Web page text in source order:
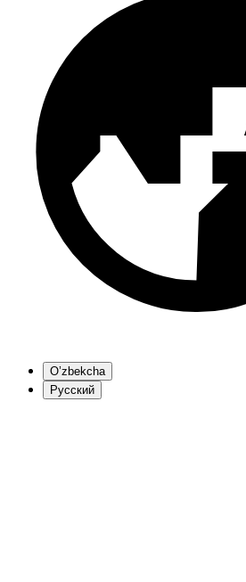
O’zbekcha
Русский